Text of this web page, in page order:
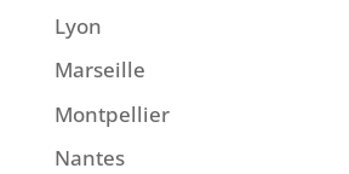
Lyon
Marseille
Montpellier
Nantes